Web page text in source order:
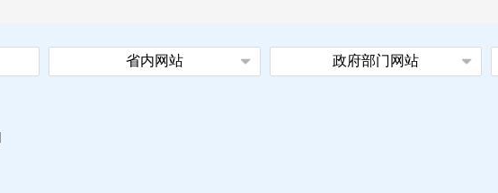
省内网站 政府部门网站